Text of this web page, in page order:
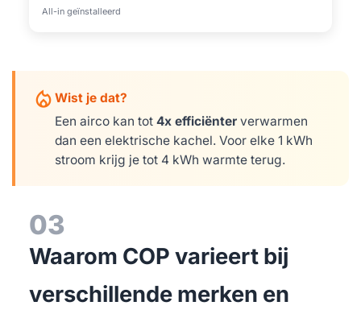
All-in geïnstalleerd
mode_heatWist je dat?
Een airco kan tot4x efficiënter verwarmen
dan een elektrische kachel. Voor elke 1 kWh
stroom krijg je tot 4 kWh warmte terug.
03
Waarom COP varieert bij
verschillende merken en